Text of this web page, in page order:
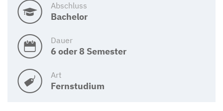
Abschluss
Bachelor
Dauer
6 oder 8 Semester
Art
Fernstudium